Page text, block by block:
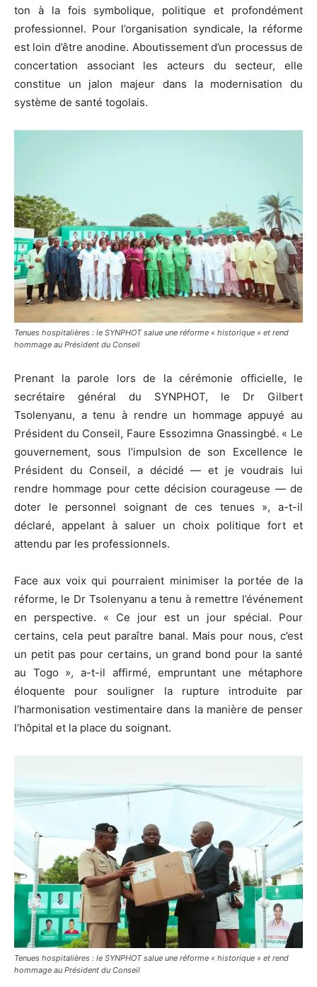
ton à la fois symbolique, politique et profondément
professionnel. Pour l’organisation syndicale, la réforme
est loin d’être anodine. Aboutissement d’un processus de
concertation associant les acteurs du secteur, elle
constitue un jalon majeur dans la modernisation du
système de santé togolais.
Tenues hospitalières : le SYNPHOT salue une réforme « historique » et rend
hommage au Président du Conseil
Prenant la parole lors de la cérémonie officielle, le
secrétaire général du SYNPHOT, le Dr Gilbert
Tsolenyanu, a tenu à rendre un hommage appuyé au
Président du Conseil, Faure Essozimna Gnassingbé. « Le
gouvernement, sous l’impulsion de son Excellence le
Président du Conseil, a décidé — et je voudrais lui
rendre hommage pour cette décision courageuse — de
doter le personnel soignant de ces tenues », a-t-il
déclaré, appelant à saluer un choix politique fort et
attendu par les professionnels.
Face aux voix qui pourraient minimiser la portée de la
réforme, le Dr Tsolenyanu a tenu à remettre l’événement
en perspective. « Ce jour est un jour spécial. Pour
certains, cela peut paraître banal. Mais pour nous, c’est
un petit pas pour certains, un grand bond pour la santé
au Togo », a-t-il affirmé, empruntant une métaphore
éloquente pour souligner la rupture introduite par
l’harmonisation vestimentaire dans la manière de penser
l’hôpital et la place du soignant.
Tenues hospitalières : le SYNPHOT salue une réforme « historique » et rend
hommage au Président du Conseil